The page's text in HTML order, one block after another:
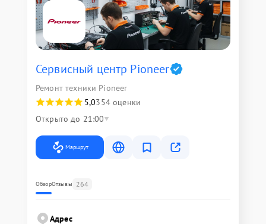
Сервисный центр Pioneer
Ремонт техники Pioneer
5,0354 оценки
Открыто до 21:00
Маршрут
ОбзорОтзывы 264
Адрес